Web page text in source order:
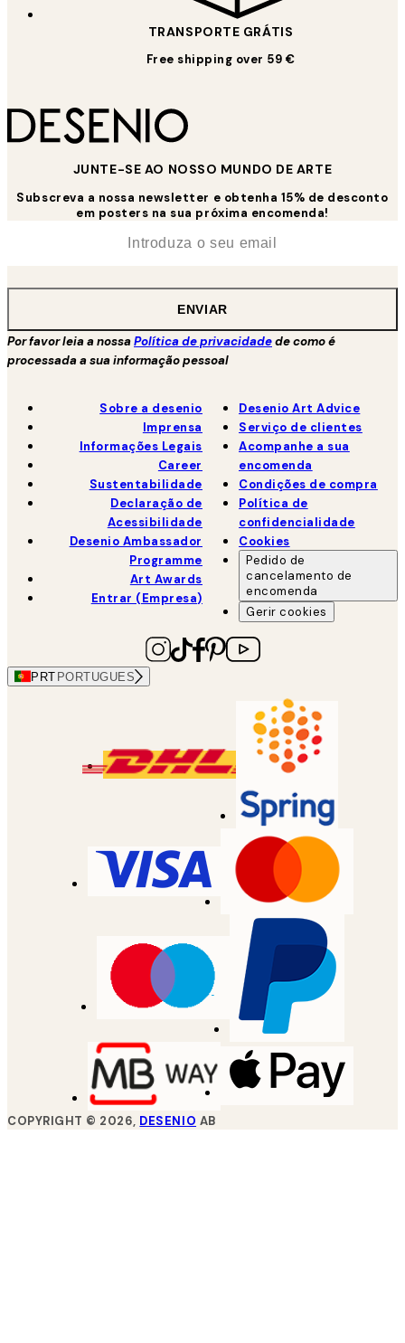
TRANSPORTE GRÁTIS
Free shipping over 59 €
JUNTE-SE AO NOSSO MUNDO DE ARTE
Subscreva a nossa newsletter e obtenha 15% de desconto
em posters na sua próxima encomenda!
ENVIAR
Por favor leia a nossaPolítica de privacidadede como é
processada a sua informação pessoal
Sobre a desenio
Imprensa
Informações Legais
Career
Sustentabilidade
Declaração de
Acessibilidade
Desenio Ambassador
Programme
Art Awards
Entrar (Empresa)
Desenio Art Advice
Serviço de clientes
Acompanhe a sua
encomenda
Condições de compra
Política de
confidencialidade
Cookies
Pedido de
cancelamento de
encomenda
Gerir cookies
PRT PORTUGUES
COPYRIGHT © 2026, DESENIO AB